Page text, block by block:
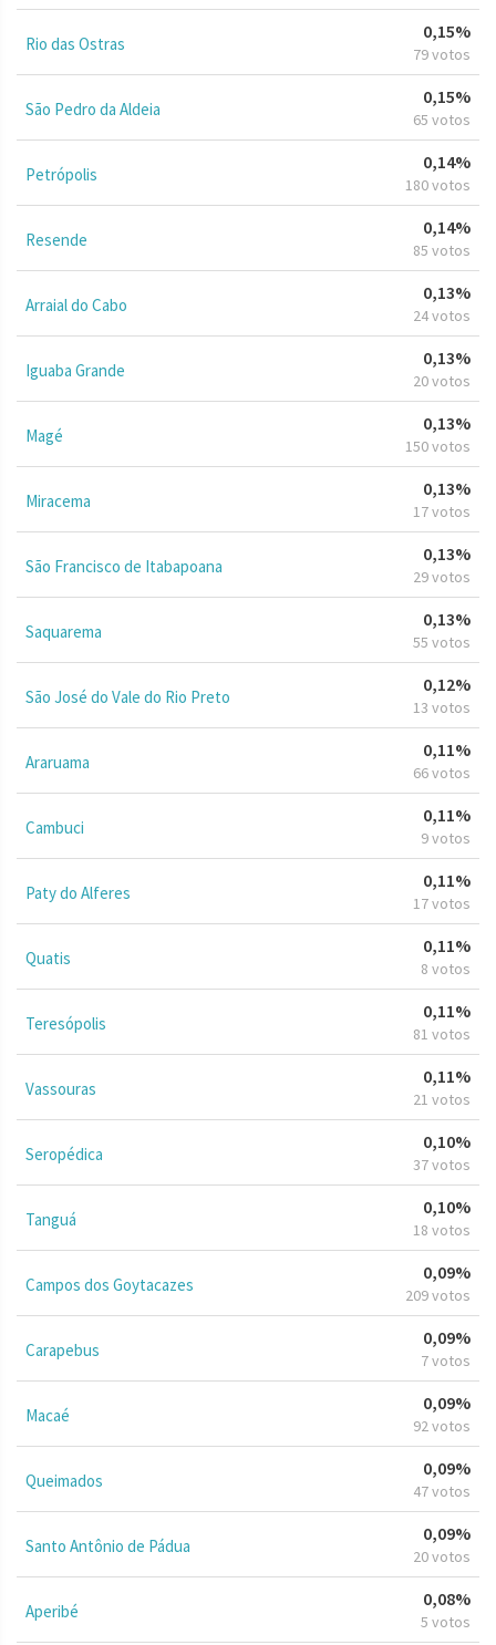
Rio das Ostras
0,15%
79 votos
São Pedro da Aldeia
0,15%
65 votos
Petrópolis
0,14%
180 votos
Resende
0,14%
85 votos
Arraial do Cabo
0,13%
24 votos
Iguaba Grande
0,13%
20 votos
Magé
0,13%
150 votos
Miracema
0,13%
17 votos
São Francisco de Itabapoana
0,13%
29 votos
Saquarema
0,13%
55 votos
São José do Vale do Rio Preto
0,12%
13 votos
Araruama
0,11%
66 votos
Cambuci
0,11%
9 votos
Paty do Alferes
0,11%
17 votos
Quatis
0,11%
8 votos
Teresópolis
0,11%
81 votos
Vassouras
0,11%
21 votos
Seropédica
0,10%
37 votos
Tanguá
0,10%
18 votos
Campos dos Goytacazes
0,09%
209 votos
Carapebus
0,09%
7 votos
Macaé
0,09%
92 votos
Queimados
0,09%
47 votos
Santo Antônio de Pádua
0,09%
20 votos
Aperibé
0,08%
5 votos